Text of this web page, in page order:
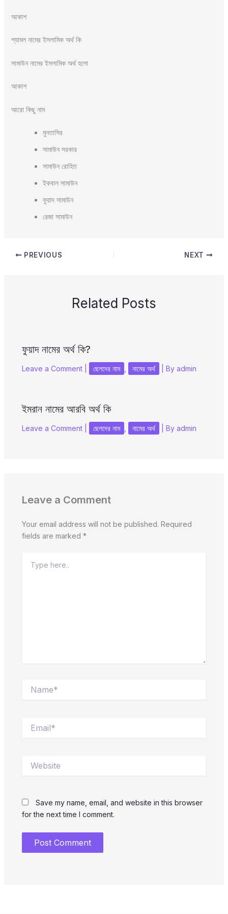
আকাশ
শ্যামল নামের ইসলামিক অর্থ কি
সামাউন নামের ইসলামিক অর্থ হলো
আকাশ
আরো কিছু নাম
মুনতাসির
সামাউন সরকার
সামাউন রোহিত
ইকবাল সামাউন
ফুয়াদ সামাউন
রেজা সামাউন
PREVIOUS NEXT
Related Posts
ফুয়াদ নামের অর্থ কি?
Leave a Comment ছেলদের নাম নামের অর্থ | By admin
ইমরান নামের আরবি অর্থ কি
Leave a Comment ছেলদের নাম নামের অর্থ | By admin
Leave a Comment
Your email address will not be published. Required
fields are marked *
here..
Save my name, email, and website in this browser
for the next time I comment.